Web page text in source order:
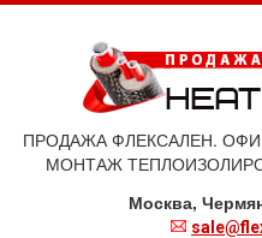
ПРОДАЖА ФЛЕКСАЛЕН.
МОНТАЖ
Москва,